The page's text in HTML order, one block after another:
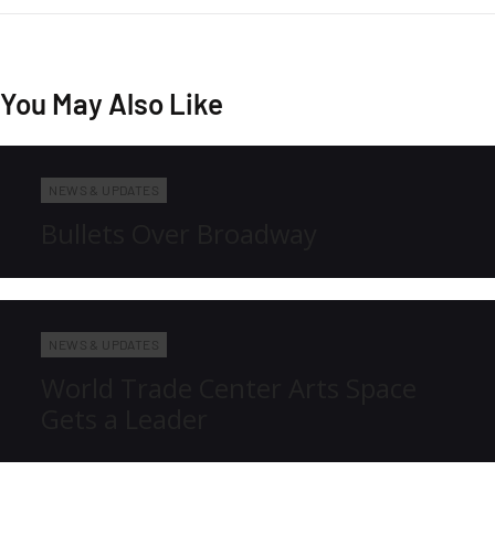
You May Also Like
NEWS & UPDATES
NEWS & UPDATES